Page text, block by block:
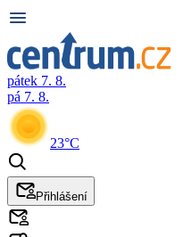
pátek 7. 8.
pá 7. 8.
23°C
Přihlášení